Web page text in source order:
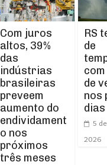
Com juros
altos, 39%
das
indústrias
brasileiras
preveem
aumento do
endividament
o nos
próximos
três meses
RS
de
de
nos
dias
5
2026